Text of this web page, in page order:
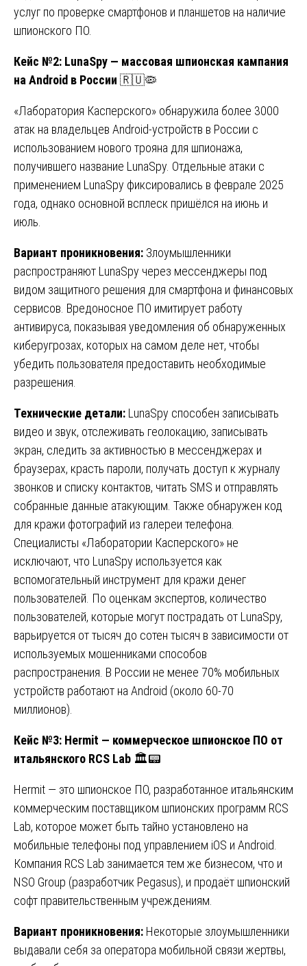
услуг по проверке смартфонов и планшетов на наличие
шпионского ПО.
Кейс №2: LunaSpy — массовая шпионская кампания
на Android в России 🇷🇺🦠
«Лаборатория Касперского» обнаружила более 3000
атак на владельцев Android-устройств в России с
использованием нового трояна для шпионажа,
получившего название LunaSpy. Отдельные атаки с
применением LunaSpy фиксировались в феврале 2025
года, однако основной всплеск пришёлся на июнь и
июль.
Вариант проникновения: Злоумышленники
распространяют LunaSpy через мессенджеры под
видом защитного решения для смартфона и финансовых
сервисов. Вредоносное ПО имитирует работу
антивируса, показывая уведомления об обнаруженных
киберугрозах, которых на самом деле нет, чтобы
убедить пользователя предоставить необходимые
разрешения.
Технические детали: LunaSpy способен записывать
видео и звук, отслеживать геолокацию, записывать
экран, следить за активностью в мессенджерах и
браузерах, красть пароли, получать доступ к журналу
звонков и списку контактов, читать SMS и отправлять
собранные данные атакующим. Также обнаружен код
для кражи фотографий из галереи телефона.
Специалисты «Лаборатории Касперского» не
исключают, что LunaSpy используется как
вспомогательный инструмент для кражи денег
пользователей. По оценкам экспертов, количество
пользователей, которые могут пострадать от LunaSpy,
варьируется от тысяч до сотен тысяч в зависимости от
используемых мошенниками способов
распространения. В России не менее 70% мобильных
устройств работают на Android (около 60-70
миллионов).
Кейс №3: Hermit — коммерческое шпионское ПО от
итальянского RCS Lab 🏛️📟
Hermit — это шпионское ПО, разработанное итальянским
коммерческим поставщиком шпионских программ RCS
Lab, которое может быть тайно установлено на
мобильные телефоны под управлением iOS и Android.
Компания RCS Lab занимается тем же бизнесом, что и
NSO Group (разработчик Pegasus), и продаёт шпионский
софт правительственным учреждениям.
Вариант проникновения: Некоторые злоумышленники
выдавали себя за оператора мобильной связи жертвы,